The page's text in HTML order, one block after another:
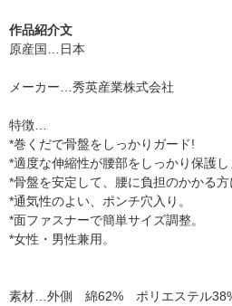
作品紹介文
原産国…日本
メーカー…秀英産業株式会社
特徴…
*巻くだで骨盤をしっかりガード!
*適度な伸縮性が腰部をしっかり保護し
*骨盤を安定して、腰に負担のかかる方
*通気性のよい、ポンチ穴入り。
*面ファスナーで簡単サイズ調整。
*女性・男性兼用。
素材…外側 綿62% ポリエステル